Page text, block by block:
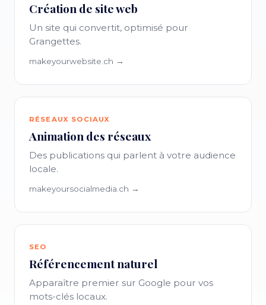
Création de site web
Un site qui convertit, optimisé pour
Grangettes.
makeyourwebsite.ch →
RÉSEAUX SOCIAUX
Animation des réseaux
Des publications qui parlent à votre audience
locale.
makeyoursocialmedia.ch →
SEO
Référencement naturel
Apparaître premier sur Google pour vos
mots-clés locaux.